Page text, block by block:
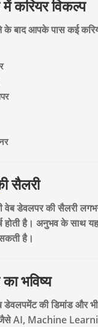
करियर विकल्प
बाद आपके पास कई
सैलरी
वेब डेवलपर की सैलरी
होती है। अनुभव के साथ
है।
भविष्य
की डिमांड और
जैसे AI, Machine